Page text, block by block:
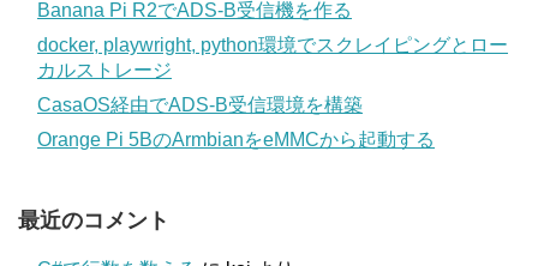
Banana Pi R2でADS-B受信機を作る
docker, playwright, python環境でスクレイピングとロー
カルストレージ
CasaOS経由でADS-B受信環境を構築
Orange Pi 5BのArmbianをeMMCから起動する
最近のコメント